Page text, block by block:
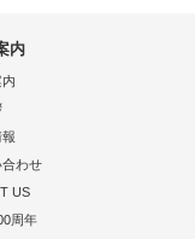
内
合わせ
US
周年